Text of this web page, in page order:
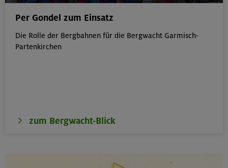
Per Gondel zum Einsatz
Die Rolle der Bergbahnen für die Bergwacht Garmisch-
Partenkirchen
zum Bergwacht-Blick